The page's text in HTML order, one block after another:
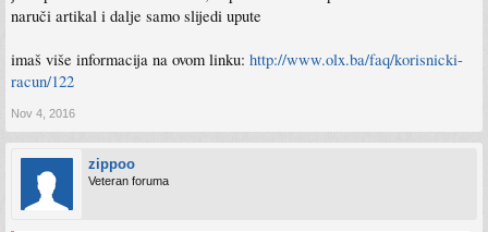
naruči artikal i dalje samo slijedi upute
imaš više informacija na ovom linku: http://www.olx.ba/faq/korisnicki-
racun/122
Nov 4, 2016
zippoo
Veteran foruma